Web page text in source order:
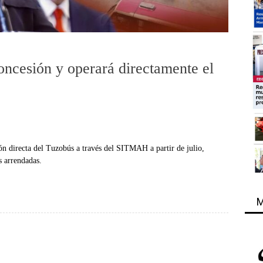
y operará directamente el
directa del Tuzobús a través del SITMAH a partir de julio,